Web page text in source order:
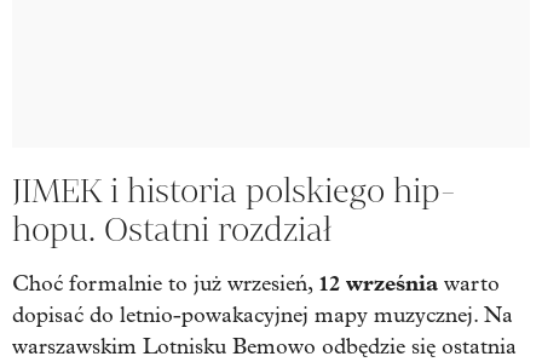
JIMEK i historia polskiego hip-
hopu. Ostatni rozdział
Choć formalnie to już wrzesień, 12 września warto
dopisać do letnio-powakacyjnej mapy muzycznej. Na
warszawskim Lotnisku Bemowo odbędzie się ostatnia